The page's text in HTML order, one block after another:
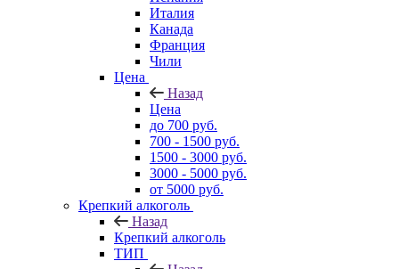
Италия
Канада
Франция
Чили
Цена
Назад
Цена
до 700 руб.
700 - 1500 руб.
1500 - 3000 руб.
3000 - 5000 руб.
от 5000 руб.
Крепкий алкоголь
Назад
Крепкий алкоголь
ТИП